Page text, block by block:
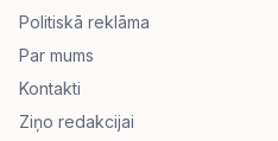
Politiskā reklāma
Par mums
Kontakti
Ziņo redakcijai